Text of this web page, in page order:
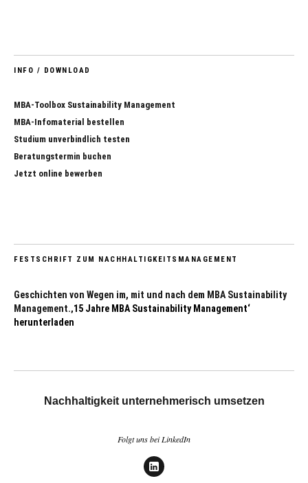
INFO / DOWNLOAD
MBA-Toolbox Sustainability Management
MBA-Infomaterial bestellen
Studium unverbindlich testen
Beratungstermin buchen
Jetzt online bewerben
FESTSCHRIFT ZUM NACHHALTIGKEITSMANAGEMENT
Geschichten von Wegen im, mit und nach dem MBA Sustainability
Management.‚15 Jahre MBA Sustainability Management‘
herunterladen
Nachhaltigkeit unternehmerisch umsetzen
Folgt uns bei LinkedIn